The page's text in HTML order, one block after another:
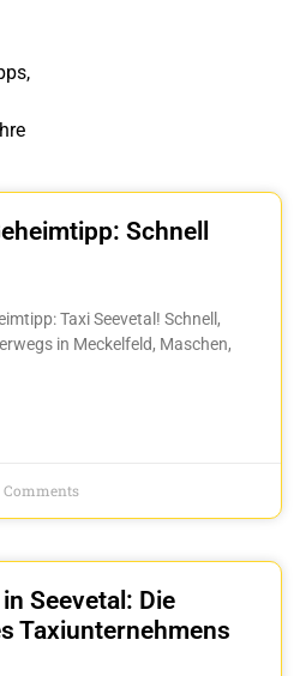
Schnell
Taxi Seevetal! Schnell,
in Meckelfeld, Maschen,
Comments
Seevetal: Die
Taxiunternehmens